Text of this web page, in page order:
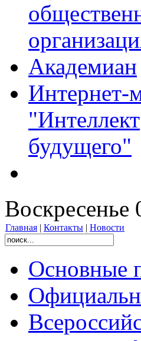
Академиан
"Интеллект
будущего"
Воскресенье
Главная | Контакты | Новости
Основные